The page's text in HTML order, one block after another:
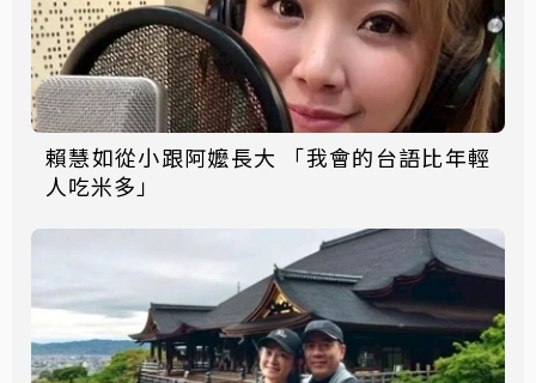
賴慧如從小跟阿嬤長大 「我會的台語比年輕
人吃米多」